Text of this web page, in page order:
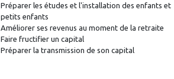
Préparer les études et l'installation des enfants et
petits enfants
Améliorer ses revenus au moment de la retraite
Faire fructifier un capital
Préparer la transmission de son capital